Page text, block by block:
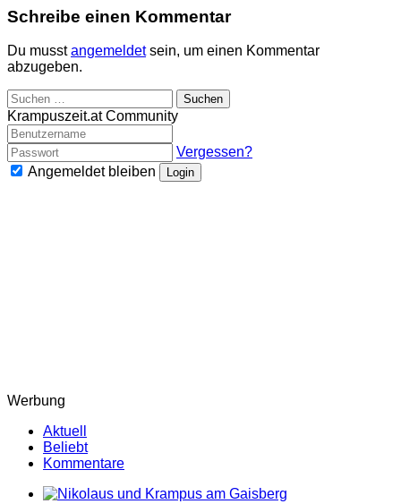
Schreibe einen Kommentar
Du musstangemeldetsein, um einen Kommentar
abzugeben.
Suchen
nach:
Krampuszeit.at Community
Vergessen?
Angemeldet bleiben
Login
Werbung
Aktuell
Beliebt
Kommentare